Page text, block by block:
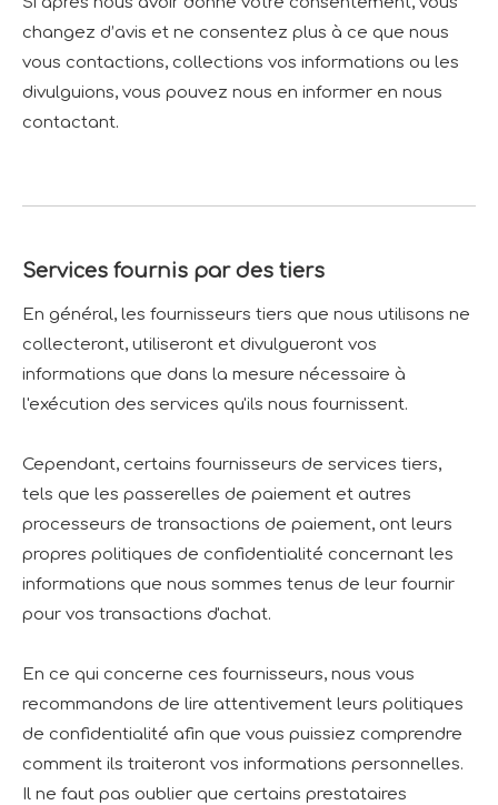
changez d’avis et ne consentez plus à ce que nous
vous contactions, collections vos informations ou les
divulguions, vous pouvez nous en informer en nous
contactant.
Services fournis par des tiers
En général, les fournisseurs tiers que nous utilisons ne
collecteront, utiliseront et divulgueront vos
informations que dans la mesure nécessaire à
l'exécution des services qu'ils nous fournissent.
Cependant, certains fournisseurs de services tiers,
tels que les passerelles de paiement et autres
processeurs de transactions de paiement, ont leurs
propres politiques de confidentialité concernant les
informations que nous sommes tenus de leur fournir
pour vos transactions d'achat.
En ce qui concerne ces fournisseurs, nous vous
recommandons de lire attentivement leurs politiques
de confidentialité afin que vous puissiez comprendre
comment ils traiteront vos informations personnelles.
Il ne faut pas oublier que certains prestataires